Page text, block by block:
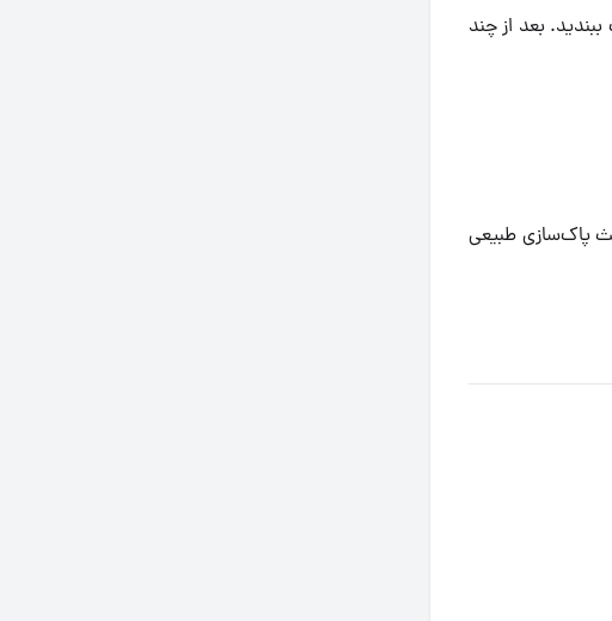
بعد از چند
پاک‌سازی طبیعی